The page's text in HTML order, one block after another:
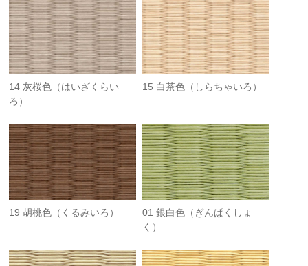
14 灰桜色（はいざくらい
ろ）
15 白茶色（しらちゃいろ）
19 胡桃色（くるみいろ）
01 銀白色（ぎんぱくしょ
く）